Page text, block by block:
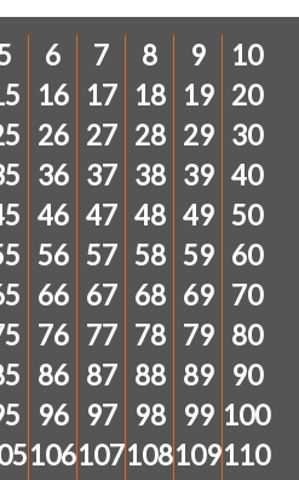
6 7 8 9
10
16 17 18 19 20
26 27 28 29 30
36 37 38 39 40
46 47 48 49 50
56 57 58 59 60
66 67 68 69 70
76 77 78 79 80
86 87 88 89
90
96 97 98 99 100
106107108109110